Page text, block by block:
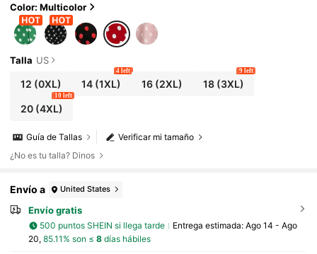
Color: Multicolor
Talla US
12 (0XL) 14 (1XL)
4 left
16(2XL) 18(3XL)
9 left
20(4XL)
10 left
Verificar mi tamaño
Guía de Tallas
¿No es tu talla? Dinos
Envío a United States
Envío gratis
500 puntos SHEIN si llega tarde Entrega estimada: Ago 14 - Ago
20, 85.11% son ≤ 8días hábiles